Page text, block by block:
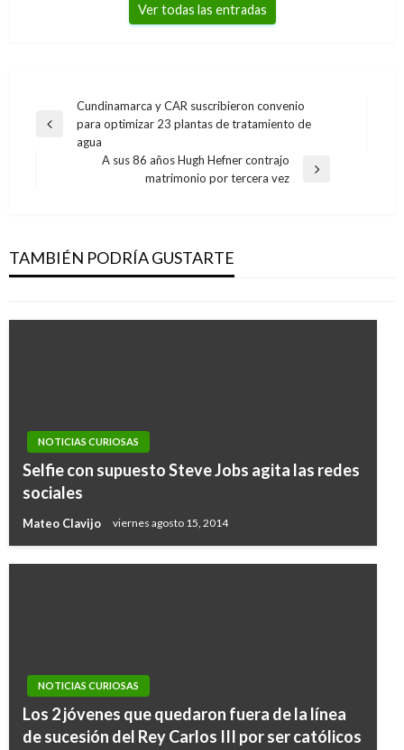
Ver todas las entradas
Navegación
de
entradas
Entrada
anterior
Cundinamarca y CAR suscribieron convenio
para optimizar 23 plantas de tratamiento de
agua
A sus 86 años Hugh Hefner contrajo
matrimonio por tercera vez
TAMBIÉN PODRÍA GUSTARTE
viralizó en redes
Iván Briceño martes octubre 8, 2019
NOTICIAS CURIOSAS
Selfie con supuesto Steve Jobs agita las redes
sociales
Mateo Clavijo viernes agosto 15, 2014
NOTICIAS CURIOSAS
Los 2 jóvenes que quedaron fuera de la línea
de sucesión del Rey Carlos III por ser católicos